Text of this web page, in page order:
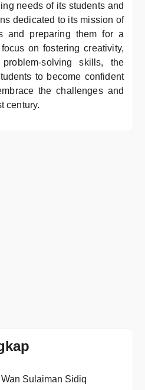
needs of its students and
dedicated to its mission of
and preparing them for a
on fostering creativity,
solving skills, the
to become confident
the challenges and
century.
Sulaiman Sidiq